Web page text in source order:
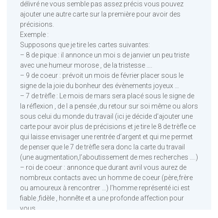
délivré ne vous semble pas assez précis vous pouvez
ajouter une autre carte sur la première pour avoir des
précisions.
Exemple :
Supposons que je tire les cartes suivantes:
– 8 de pique : il annonce un moi s de janvier un peu triste
avec une humeur morose , de la tristesse ….
– 9 de coeur : prévoit un mois de février placer sous le
signe de la joie du bonheur des évènements joyeux …
– 7 de trèfle : Le mois de mars sera placé sous le signe de
la réflexion , de l a pensée ,du retour sur soi même ou alors
sous celui du monde du travail (ici je décide d’ajouter une
carte pour avoir plus de précisions et je tire le 8 de trèfle ce
qui laisse envisager une rentrée d’argent et qui me permet
de penser que le 7 de trèfle sera donc la carte du travail
(une augmentation,l’aboutissement de mes recherches ….)
– roi de coeur : annonce que durant avril vous aurez de
nombreux contacts avec un homme de coeur (père,frère
ou amoureux à rencontrer …) l’homme représenté ici est
fiable ,fidèle , honnête et a une profonde affection pour
vous.